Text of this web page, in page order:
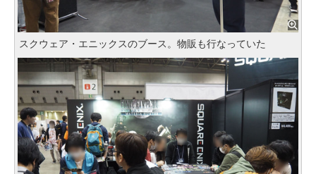
スクウェア・エニックスのブース。物販も行なっていた